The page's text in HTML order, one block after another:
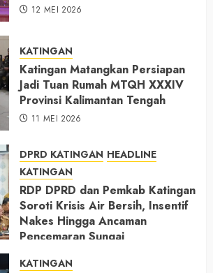
12 MEI 2026
KATINGAN
Katingan Matangkan Persiapan
Jadi Tuan Rumah MTQH XXXIV
Provinsi Kalimantan Tengah
11 MEI 2026
DPRD KATINGAN HEADLINE
KATINGAN
RDP DPRD dan Pemkab Katingan
Soroti Krisis Air Bersih, Insentif
Nakes Hingga Ancaman
Pencemaran Sungai
KATINGAN